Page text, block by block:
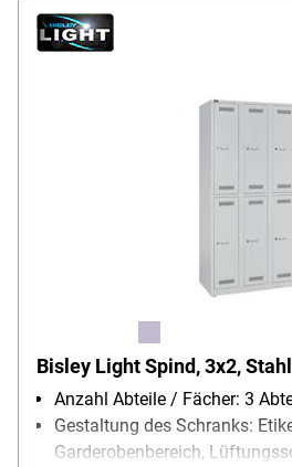
Bisley Light Spind, 3x2,
Anzahl Abteile / Fächer: 3
Gestaltung des Schranks:
Garderobenbereich,